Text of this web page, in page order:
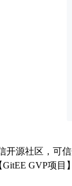
开源社区，可信
GitEE GVP项目】